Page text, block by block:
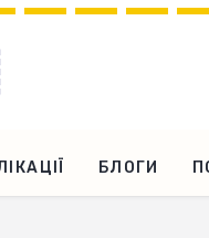
БЛОГИ